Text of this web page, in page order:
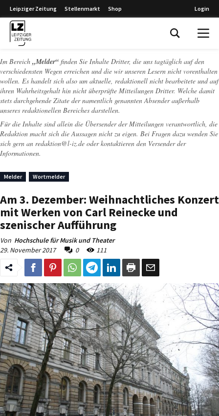
Leipziger Zeitung Stellenmarkt Shop Login
Im Bereich „Melder“ finden Sie Inhalte Dritter, die uns tagtäglich auf den
verschiedensten Wegen erreichen und die wir unseren Lesern nicht vorenthalten
wollen. Es handelt sich also um aktuelle, redaktionell nicht bearbeitete und auf
ihren Wahrheitsgehalt hin nicht überprüfte Mitteilungen Dritter. Welche damit
stets durchgehende Zitate der namentlich genannten Absender außerhalb
unseres redaktionellen Bereiches darstellen.
Für die Inhalte sind allein die Übersender der Mitteilungen verantwortlich, die
Redaktion macht sich die Aussagen nicht zu eigen. Bei Fragen dazu wenden Sie
sich gern an redaktion@l-iz.de oder kontaktieren den Versender der
Informationen.
Melder Wortmelder
Am 3. Dezember: Weihnachtliches Konzert
mit Werken von Carl Reinecke und
szenischer Aufführung
Von Hochschule für Musik und Theater
29. November 2017
0 111